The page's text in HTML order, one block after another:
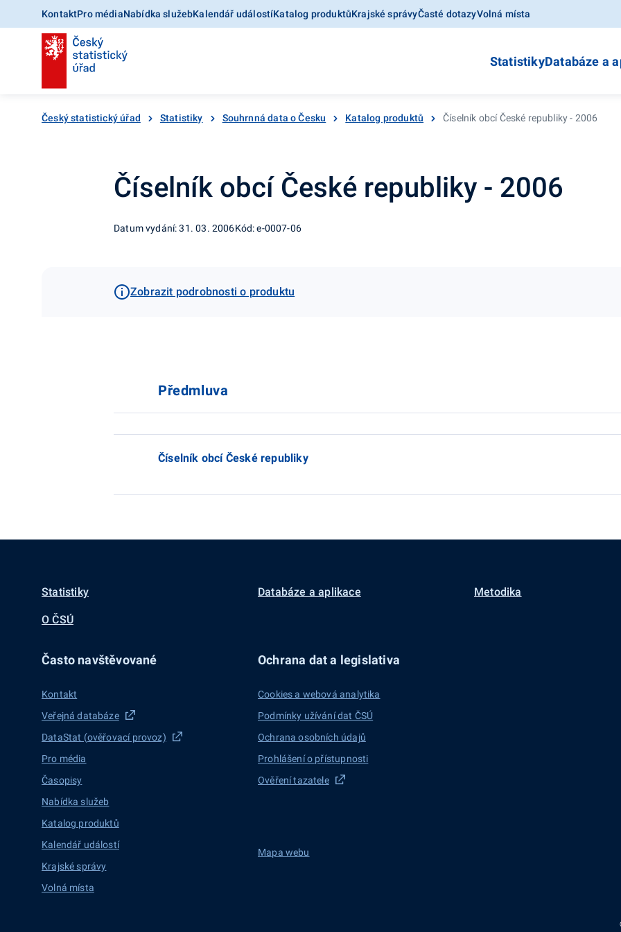
KontaktPro médiaNabídka služebKalendář událostíKatalog produktůKrajské správyČasté dotazyVolná místa
StatistikyDatabáze a
Český statistický úřad Statistiky Souhrnná data o Česku Katalog produktů Číselník obcí České republiky - 2006
Číselník obcí České republiky - 2006
Datum vydání: 31. 03. 2006Kód: e-0007-06
Zobrazit podrobnosti o produktu
Předmluva
Číselník obcí České republiky
Statistiky Databáze a aplikace Metodika
O ČSÚ
Často navštěvované
Kontakt
Veřejná databáze
DataStat (ověřovací provoz)
Pro média
Časopisy
Nabídka služeb
Katalog produktů
Kalendář událostí
Krajské správy
Volná místa
Ochrana dat a legislativa
Cookies a webová analytika
Podmínky užívání dat ČSÚ
Ochrana osobních údajů
Prohlášení o přístupnosti
Ověření tazatele
Mapa webu